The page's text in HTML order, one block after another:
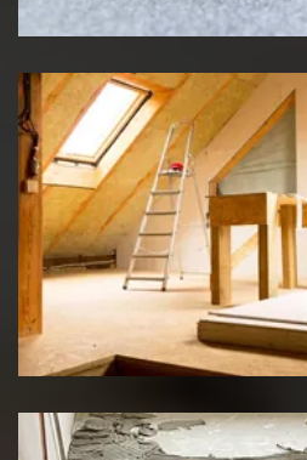
Travaux d'isolation